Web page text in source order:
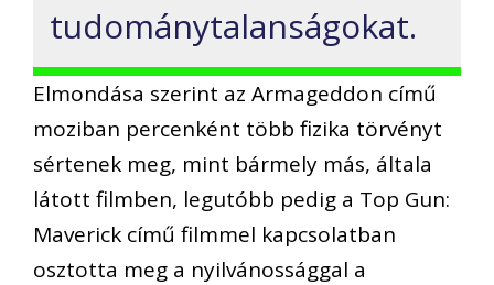
tudománytalanságokat.
Elmondása szerint az Armageddon című
moziban percenként több fizika törvényt
sértenek meg, mint bármely más, általa
látott filmben, legutóbb pedig a Top Gun:
Maverick című filmmel kapcsolatban
osztotta meg a nyilvánossággal a